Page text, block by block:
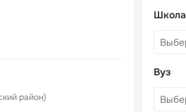
район)
Школа
Вуз